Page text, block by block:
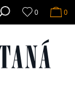
0 0